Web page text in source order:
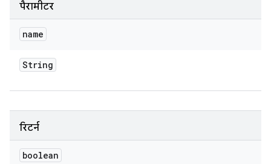
पैरामीटर
name
String
रिटर्न
boolean